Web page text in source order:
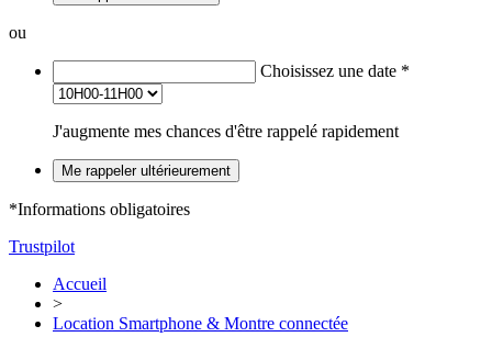
ou
Choisissez une date *
J'augmente mes chances d'être rappelé rapidement
Me rappeler ultérieurement
*Informations obligatoires
Trustpilot
Accueil
>
Location Smartphone & Montre connectée